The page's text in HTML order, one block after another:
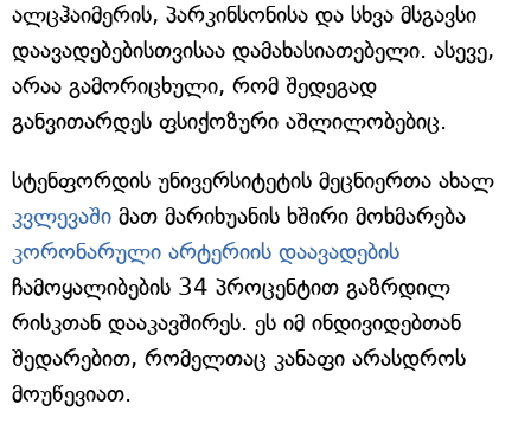
ალცჰაიმერის, პარკინსონისა და სხვა მსგავსი
დაავადებებისთვისაა დამახასიათებელი. ასევე,
არაა გამორიცხული, რომ შედეგად
განვითარდეს ფსიქოზური აშლილობებიც.
სტენფორდის უნივერსიტეტის მეცნიერთა ახალ
კვლევაში მათ მარიხუანის ხშირი მოხმარება
კორონარული არტერიის დაავადების
ჩამოყალიბების 34 პროცენტით გაზრდილ
რისკთან დააკავშირეს. ეს იმ ინდივიდებთან
შედარებით, რომელთაც კანაფი არასდროს
მოუწევიათ.